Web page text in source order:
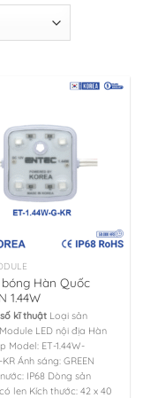
bóng Hàn Quốc
1.44W
kĩ thuật Loại sản
LED nội địa Hàn
Model: ET-1.44W-
KR Ánh sáng: GREEN
IP68 Dòng sản
len Kích thước: 42 x 40